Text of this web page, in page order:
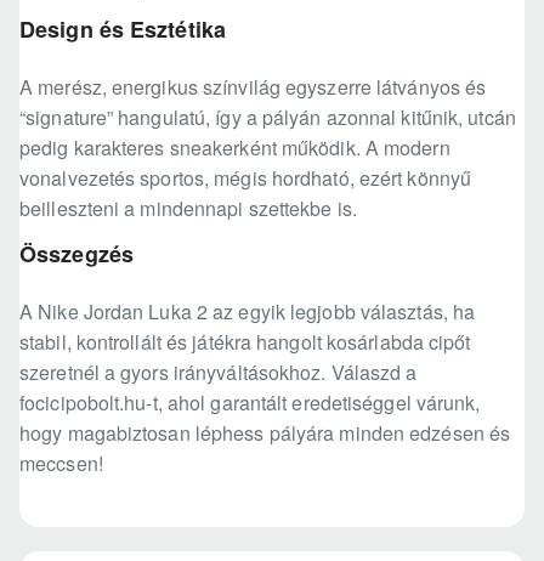
Design és Esztétika
A merész, energikus színvilág egyszerre látványos és
“signature” hangulatú, így a pályán azonnal kitűnik, utcán
pedig karakteres sneakerként működik. A modern
vonalvezetés sportos, mégis hordható, ezért könnyű
beilleszteni a mindennapi szettekbe is.
Összegzés
A Nike Jordan Luka 2 az egyik legjobb választás, ha
stabil, kontrollált és játékra hangolt kosárlabda cipőt
szeretnél a gyors irányváltásokhoz. Válaszd a
focicipobolt.hu-t, ahol garantált eredetiséggel várunk,
hogy magabiztosan léphess pályára minden edzésen és
meccsen!